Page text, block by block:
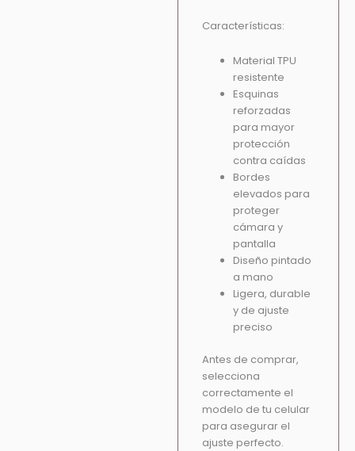
Características:
Material TPU
resistente
Esquinas
reforzadas
para mayor
protección
contra caídas
Bordes
elevados para
proteger
cámara y
pantalla
Diseño pintado
a mano
Ligera, durable
y de ajuste
preciso
Antes de comprar,
selecciona
correctamente el
modelo de tu celular
para asegurar el
ajuste perfecto.